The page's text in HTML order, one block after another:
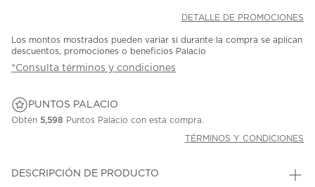
DETALLE DE PROMOCIONES
Los montos mostrados pueden variar si durante la compra se aplican
descuentos, promociones o beneficios Palacio
*Consulta términos y condiciones
PUNTOS PALACIO
Obtén 5,598 Puntos Palacio con esta compra.
TÉRMINOS Y CONDICIONES
DESCRIPCIÓN DE PRODUCTO